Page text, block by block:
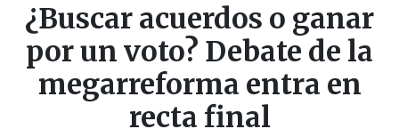
¿Buscar acuerdos o ganar
por un voto? Debate de la
megarreforma entra en
recta final